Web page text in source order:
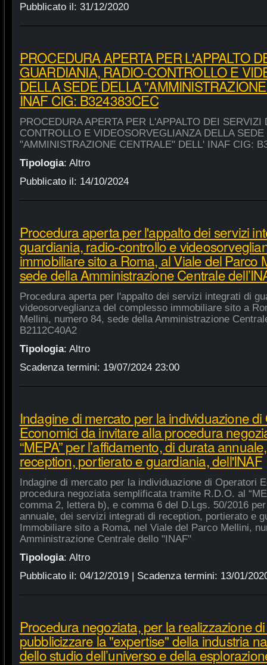
Pubblicato il: 31/12/2020
PROCEDURA APERTA PER L'APPALTO
GUARDIANIA, RADIO-CONTROLLO E
DELLA SEDE DELLA
INAF CIG: B324383CEC
PROCEDURA APERTA PER L'APPALTO DEI
CONTROLLO E VIDEOSORVEGLIANZA DELLA SEDE
"AMMINISTRAZIONE CENTRALE" DELL' INAF CIG:
Tipologia: Altro
Pubblicato il: 14/10/2024
Procedura aperta per l'appalto dei servizi
guardiania, radio-controllo e
immobiliare sito a Roma, al Viale del Parco
sede della Amministrazione Centrale
Procedura aperta per l'appalto dei servizi integrati di
videosorveglianza del complesso immobiliare sito a
Mellini, numero 84, sede della Amministrazione
B2112C40A2
Tipologia: Altro
Scadenza termini: 19/07/2024 23:00
Indagine di mercato per la individuazione
Economici da invitare alla procedura
“MEPA” per l’affidamento, di durata
reception, portierato e guardiania, dell'INAF
Indagine di mercato per la individuazione di Operatori
procedura negoziata semplificata tramite R.D.O. al
comma 2, lettera b), e comma 6 del D.Lgs. 50/2016
annuale, dei servizi integrati di reception, portierato e
Immobiliare sito a Roma, nel Viale del Parco Mellini,
Amministrazione Centrale dello "INAF"
Tipologia: Altro
Pubblicato il: 04/12/2019| Scadenza termini: 13/01/
Procedura negoziata, per la realizzazione
pubblicizzare la "expertise" della industria
dello studio dell’universo e della